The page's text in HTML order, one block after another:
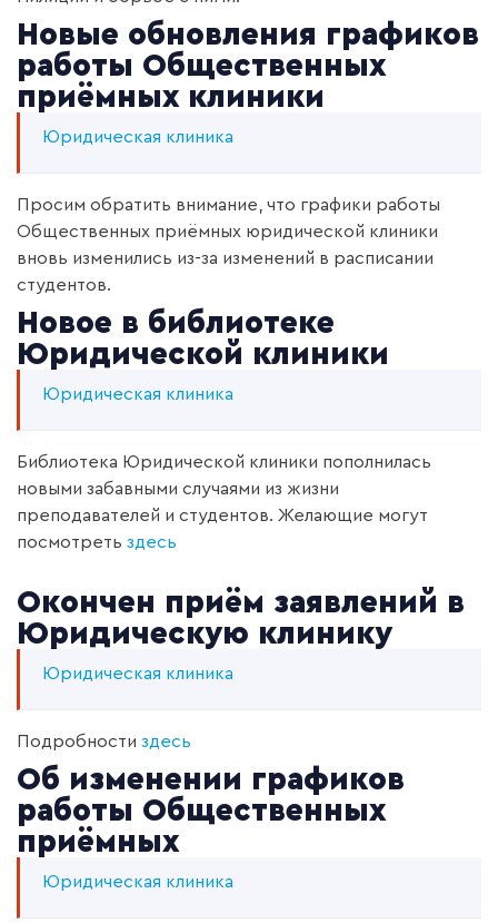
Новые обновления графиков
работы Общественных
приёмных клиники
Юридическая клиника
Просим обратить внимание, что графики работы
Общественных приёмных юридической клиники
вновь изменились из-за изменений в расписании
студентов.
Новое в библиотеке
Юридической клиники
Юридическая клиника
Библиотека Юридической клиники пополнилась
новыми забавными случаями из жизни
преподавателей и студентов. Желающие могут
посмотреть здесь
Окончен приём заявлений в
Юридическую клинику
Юридическая клиника
Подробности здесь
Об изменении графиков
работы Общественных
приёмных
Юридическая клиника